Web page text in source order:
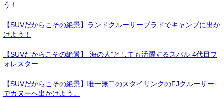
う！
【SUVだからこその絶景】ランドクルーザープラドでキャンプに出か
けよう！
【SUVだからこその絶景】”海の人”としても活躍するスバル 4代目フ
ォレスター
【SUVだからこその絶景】唯一無二のスタイリングのFJクルーザー
でカヌーへ出かけよう。